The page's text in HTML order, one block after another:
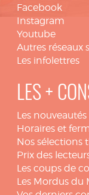
Facebook
Instagram
Youtube
Autres réseaux
Les infolettres
LES +
Les nouveautés
Horaires et
Nos sélections
Prix des
Les coups de
Les Mordus du